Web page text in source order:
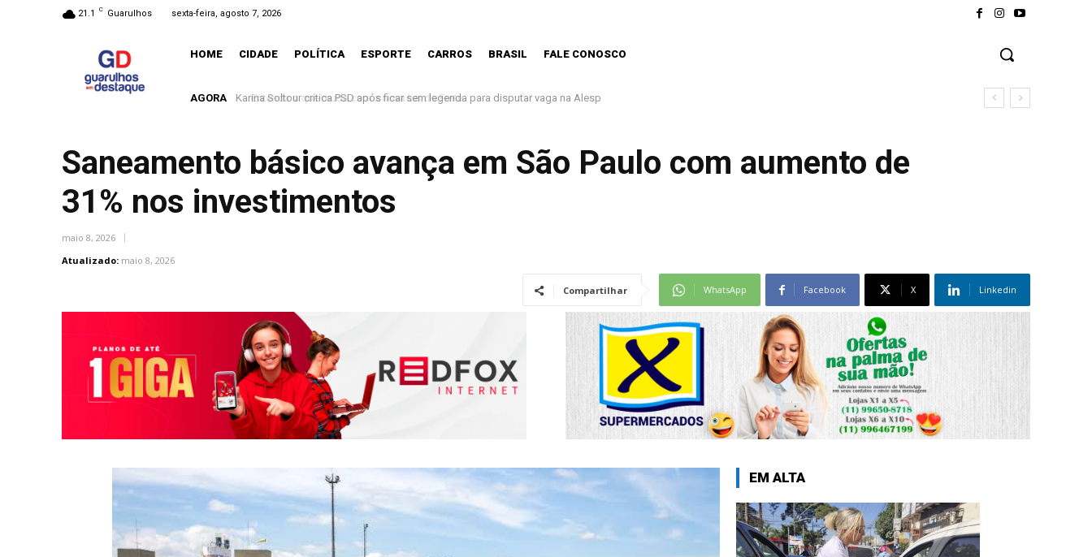
21.1 C Guarulhos sexta-feira, agosto 7, 2026
HOME CIDADE POLÍTICA ESPORTE CARROS BRASIL FALE CONOSCO
AGORA Entenda o que muda com a nova Lei do Frete
Saneamento básico avança em São Paulo com aumento de
31% nos investimentos
maio 8, 2026
Atualizado: maio 8, 2026
Compartilhar WhatsApp Facebook X Linkedin
EM ALTA